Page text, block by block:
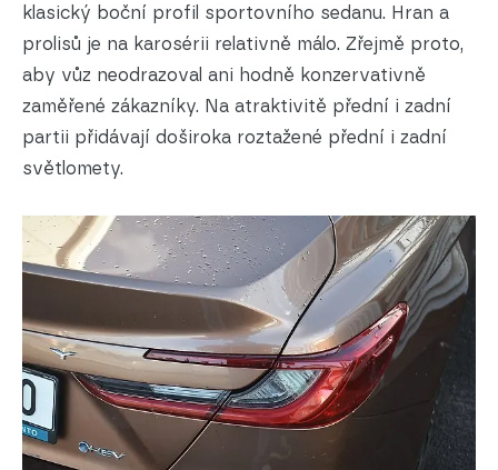
klasický boční profil sportovního sedanu. Hran a
prolisů je na karosérii relativně málo. Zřejmě proto,
aby vůz neodrazoval ani hodně konzervativně
zaměřené zákazníky. Na atraktivitě přední i zadní
partii přidávají doširoka roztažené přední i zadní
světlomety.